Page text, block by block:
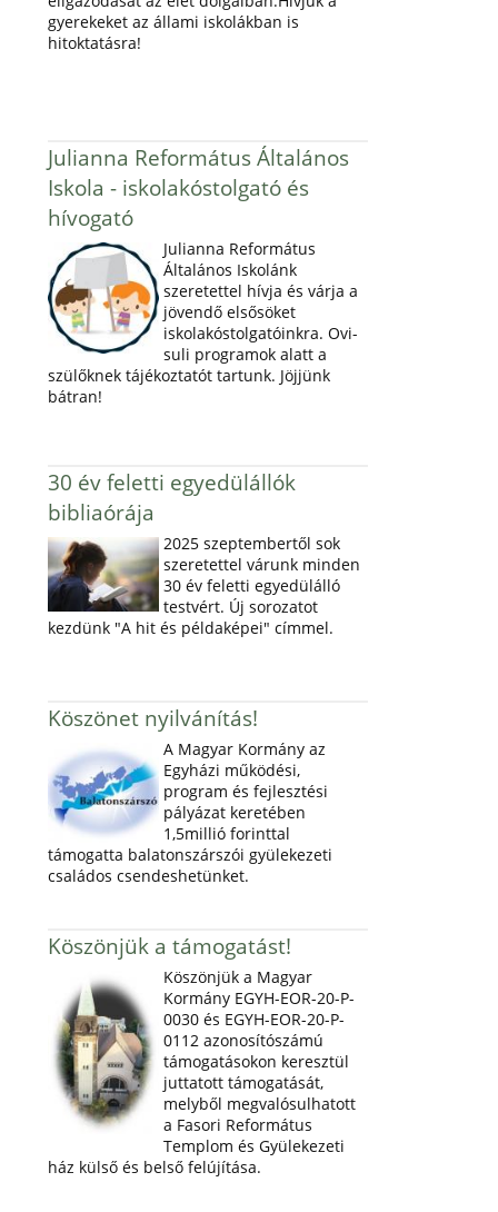
gyerekeket az állami iskolákban is
hitoktatásra!
Julianna Református Általános
Iskola - iskolakóstolgató és
hívogató
Julianna Református
Általános Iskolánk
szeretettel hívja és várja a
jövendő elsősöket
iskolakóstolgatóinkra. Ovi-
suli programok alatt a
szülőknek tájékoztatót tartunk. Jöjjünk
bátran!
30 év feletti egyedülállók
bibliaórája
2025 szeptembertől sok
szeretettel várunk minden
30 év feletti egyedülálló
testvért. Új sorozatot
kezdünk "A hit és példaképei" címmel.
Köszönet nyilvánítás!
A Magyar Kormány az
Egyházi működési,
program és fejlesztési
pályázat keretében
1,5millió forinttal
támogatta balatonszárszói gyülekezeti
családos csendeshetünket.
Köszönjük a támogatást!
Köszönjük a Magyar
Kormány EGYH-EOR-20-P-
0030 és EGYH-EOR-20-P-
0112 azonosítószámú
támogatásokon keresztül
juttatott támogatását,
melyből megvalósulhatott
a Fasori Református
Templom és Gyülekezeti
ház külső és belső felújítása.